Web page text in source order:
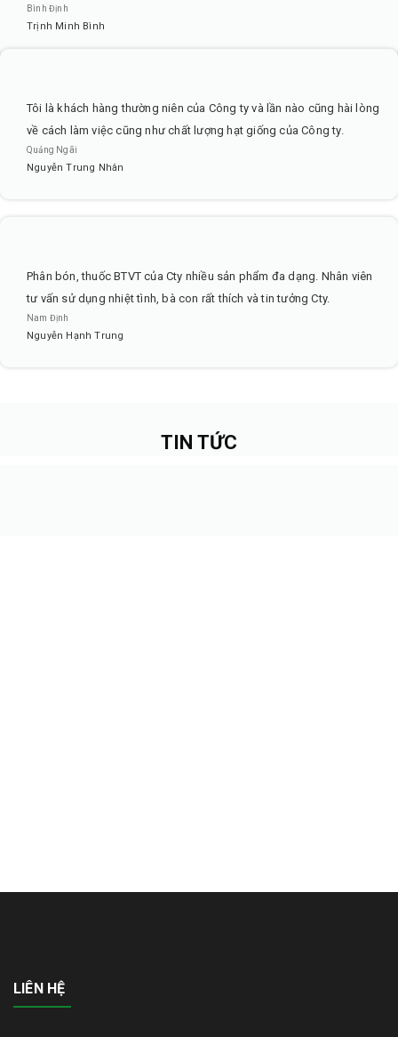
Bình Định
Trịnh Minh Bình
Tôi là khách hàng thường niên của Công ty và lần nào cũng hài lòng
về cách làm việc cũng như chất lượng hạt giống của Công ty.
Quảng Ngãi
Nguyễn Trung Nhân
Phân bón, thuốc BTVT của Cty nhiều sản phẩm đa dạng. Nhân viên
tư vấn sử dụng nhiệt tình, bà con rất thích và tin tưởng Cty.
Nam Định
Nguyễn Hạnh Trung
TIN TỨC
LIÊN HỆ